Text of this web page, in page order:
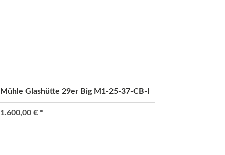
Mühle Glashütte 29er Big M1-25-37-CB-I
1.600,00 € *